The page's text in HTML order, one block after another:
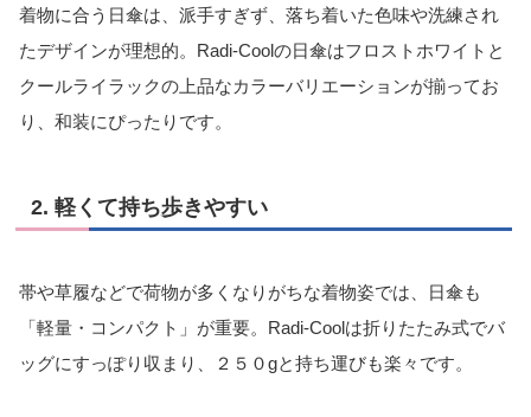
着物に合う日傘は、派手すぎず、落ち着いた色味や洗練され
たデザインが理想的。Radi-Coolの日傘はフロストホワイトと
クールライラックの上品なカラーバリエーションが揃ってお
り、和装にぴったりです。
2. 軽くて持ち歩きやすい
帯や草履などで荷物が多くなりがちな着物姿では、日傘も
「軽量・コンパクト」が重要。Radi-Coolは折りたたみ式でバ
ッグにすっぽり収まり、２５０gと持ち運びも楽々です。